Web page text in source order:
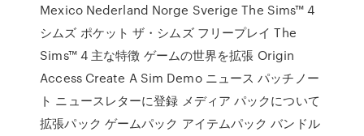
Mexico Nederland Norge Sverige The Sims™ 4
シムズ ポケット ザ・シムズ フリープレイ The
Sims™ 4 主な特徴 ゲームの世界を拡張 Origin
Access Create A Sim Demo ニュース パッチノー
ト ニュースレターに登録 メディア パックについて
拡張パック ゲームパック アイテムパック バンドル